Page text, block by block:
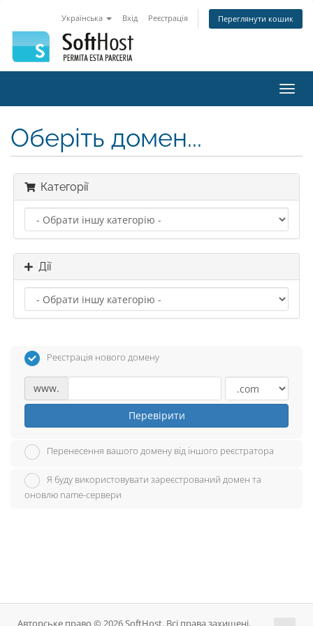
Українська Вхід Реєстрація Переглянути кошик
Оберіть домен...
Категорії
Дії
Реєстрація нового домену
www.
Перевірити
Перенесення вашого домену від іншого реєстратора
Я буду використовувати зареєстрований домен та
оновлю name-сервери
Авторське право © 2026 SoftHost. Всі права захищені.